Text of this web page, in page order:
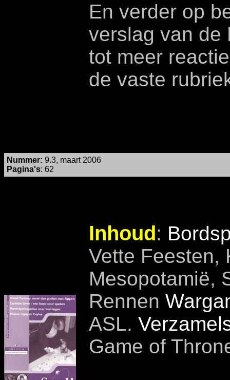
En verder op
verslag van de
tot meer
de vaste
Nummer: 9.3, maart 2006
Pagina's: 62
Inhoud:
Vette Feesten,
Mesopotamië,
Rennen
ASL.
Game of